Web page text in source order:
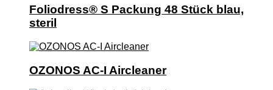
Foliodress® S Packung 48 Stück blau,
steril
OZONOS AC-I Aircleaner